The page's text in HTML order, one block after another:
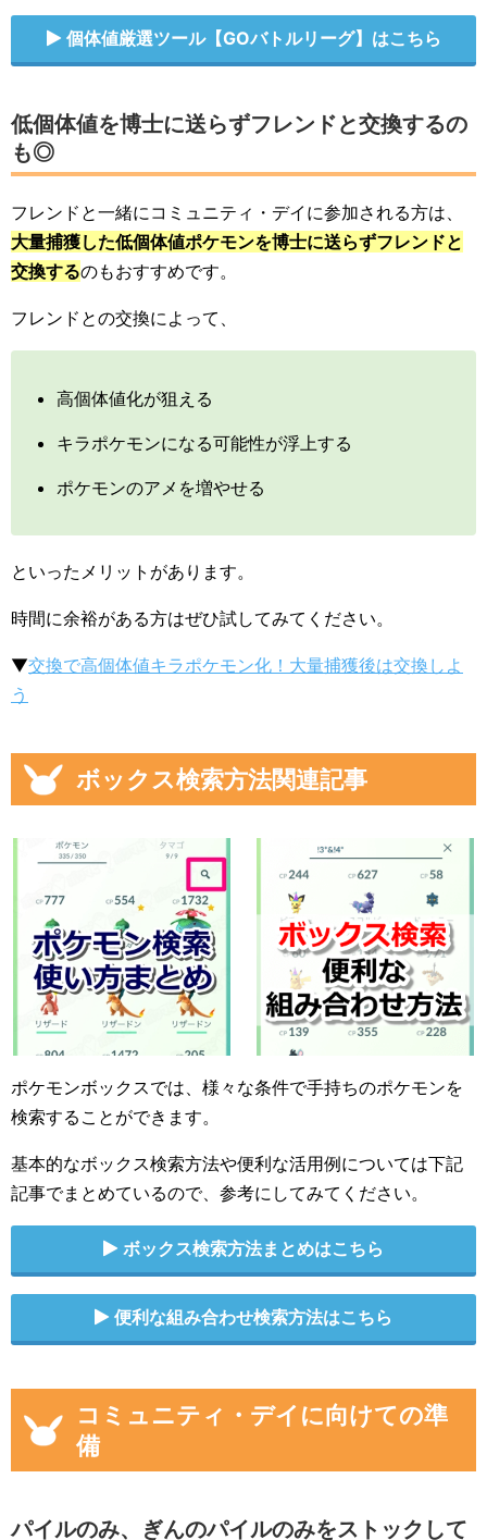
個体値厳選ツール【GOバトルリーグ】はこちら
低個体値を博士に送らずフレンドと交換するの
も◎
フレンドと一緒にコミュニティ・デイに参加される方は、
大量捕獲した低個体値ポケモンを博士に送らずフレンドと
交換するのもおすすめです。
フレンドとの交換によって、
高個体値化が狙える
キラポケモンになる可能性が浮上する
ポケモンのアメを増やせる
といったメリットがあります。
時間に余裕がある方はぜひ試してみてください。
▼交換で高個体値キラポケモン化！大量捕獲後は交換しよ
う
ボックス検索方法関連記事
ポケモンボックスでは、様々な条件で手持ちのポケモンを
検索することができます。
基本的なボックス検索方法や便利な活用例については下記
記事でまとめているので、参考にしてみてください。
ボックス検索方法まとめはこちら
便利な組み合わせ検索方法はこちら
コミュニティ・デイに向けての準
備
パイルのみ、ぎんのパイルのみをストックして